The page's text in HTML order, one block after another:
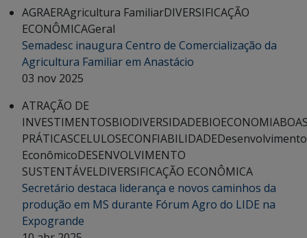
AGRAERAgricultura FamiliarDIVERSIFICAÇÃO
ECONÔMICAGeral
Semadesc inaugura Centro de Comercialização da
Agricultura Familiar em Anastácio
03 nov 2025
ATRAÇÃO DE
INVESTIMENTOSBIODIVERSIDADEBIOECONOMIA
PRÁTICASCELULOSECONFIABILIDADEDesenvolvimento
EconômicoDESENVOLVIMENTO
SUSTENTÁVELDIVERSIFICAÇÃO ECONÔMICA
Secretário destaca liderança e novos caminhos da
produção em MS durante Fórum Agro do LIDE na
Expogrande